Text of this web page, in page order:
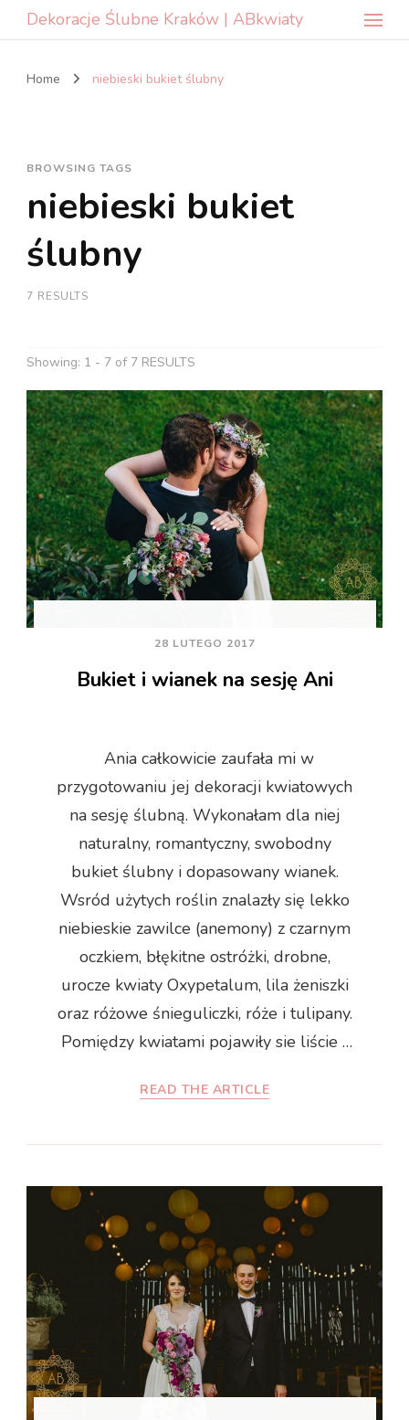
Dekoracje Ślubne Kraków | ABkwiaty
Home niebieski bukiet ślubny
BROWSING TAGS
niebieski bukiet
ślubny
7 RESULTS
Showing: 1 - 7 of 7 RESULTS
28 LUTEGO 2017
Bukiet i wianek na sesję Ani
Ania całkowicie zaufała mi w
przygotowaniu jej dekoracji kwiatowych
na sesję ślubną. Wykonałam dla niej
naturalny, romantyczny, swobodny
bukiet ślubny i dopasowany wianek.
Wsród użytych roślin znalazły się lekko
niebieskie zawilce (anemony) z czarnym
oczkiem, błękitne ostróżki, drobne,
urocze kwiaty Oxypetalum, lila żeniszki
oraz różowe śnieguliczki, róże i tulipany.
Pomiędzy kwiatami pojawiły sie liście …
READ THE ARTICLE